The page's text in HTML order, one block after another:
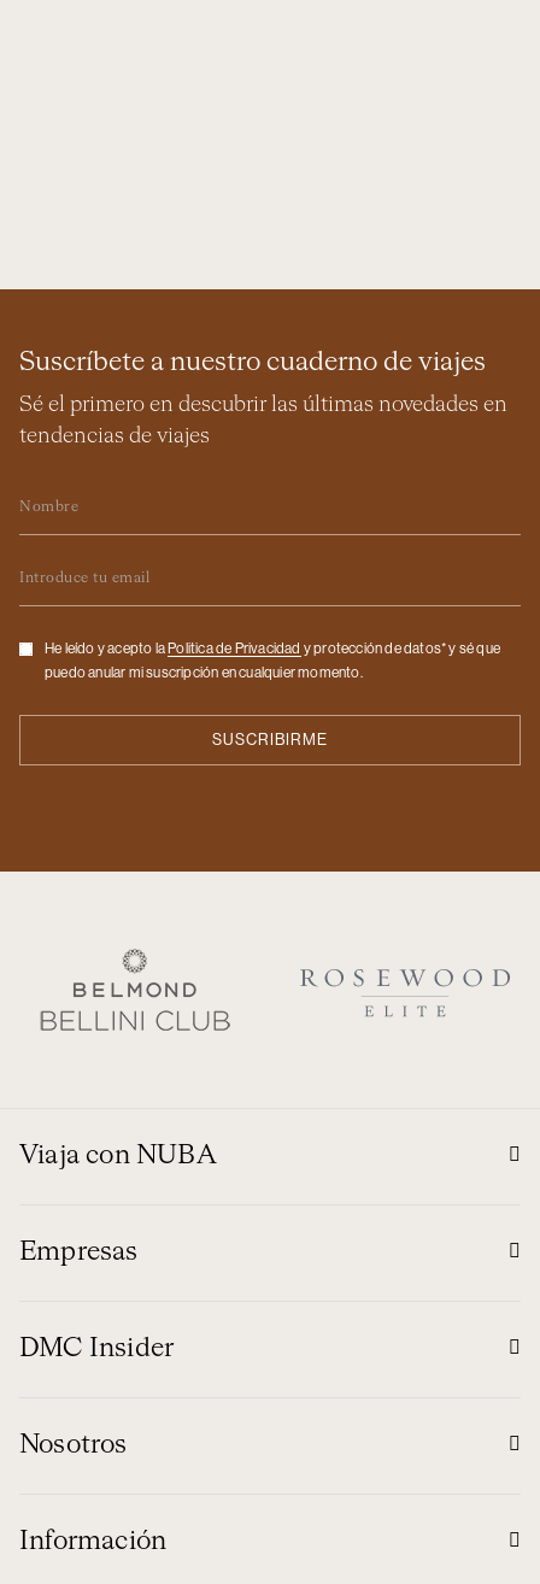
Suscríbete a nuestro cuaderno de viajes
Sé el primero en descubrir las últimas novedades en
tendencias de viajes
Checkbox
He leído y acepto la Politica de Privacidad y protección de datos* y sé que
puedo anular mi suscripción en cualquier momento.
Viaja con NUBA
Empresas
DMC Insider
Nosotros
Información